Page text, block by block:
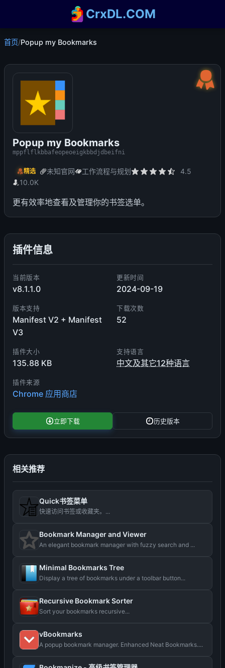
CrxDL.COM
首页/Popup my Bookmarks
Popup my Bookmarks
mppflflkbbafeopeoeigkbbdjdbeifni
精选 未知官网 工作流程与规划
4.5
10.0K
更有效率地查看及管理你的书签选单。
插件信息
当前版本
v8.1.1.0
更新时间
2024-09-19
版本支持
Manifest V2 + Manifest
V3
下载次数
52
插件大小
135.88 KB
支持语言
中文及其它12种语言
插件来源
Chrome 应用商店
立即下载 历史版本
相关推荐
Quick书签菜单
快速访问书签或收藏夹。...
Bookmark Manager and Viewer
An elegant bookmark manager with fuzzy search and ...
Minimal Bookmarks Tree
Display a tree of bookmarks under a toolbar button...
Recursive Bookmark Sorter
Sort your bookmarks recursive...
vBookmarks
A popup bookmark manager. Enhanced Neat Bookmarks....